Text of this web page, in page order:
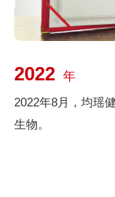
2022 年
2022年8月，均瑶
生物。